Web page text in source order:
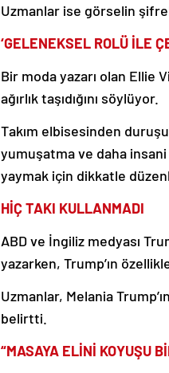
Uzmanlar ise görselin
‘GELENEKSEL ROLÜ İLE
Bir moda yazarı olan
ağırlık taşıdığını söylüyor.
Takım elbisesinden
yumuşatma ve daha
yaymak için dikkatle
HİÇ TAKI KULLANMADI
ABD ve İngiliz medyası
yazarken, Trump’ın
Uzmanlar, Melania
belirtti.
“MASAYA ELİNİ KOYUŞU